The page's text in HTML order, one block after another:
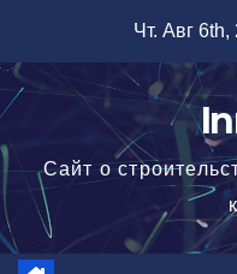
содержимому
Чт. Авг 6th,
Сайт о